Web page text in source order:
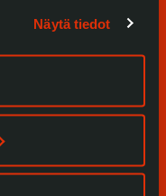
Näytä tiedot